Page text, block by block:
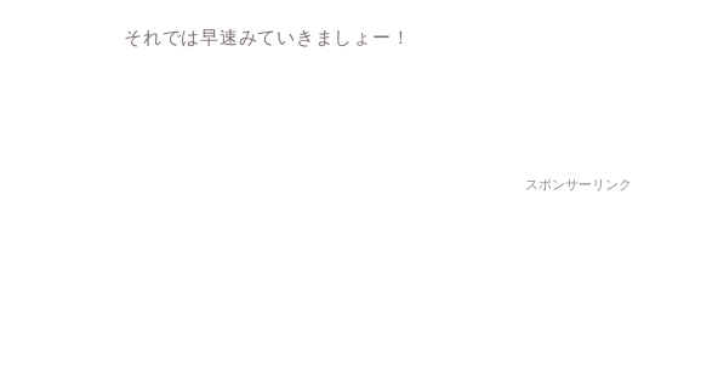
それでは早速みていきましょー！
スポンサーリンク